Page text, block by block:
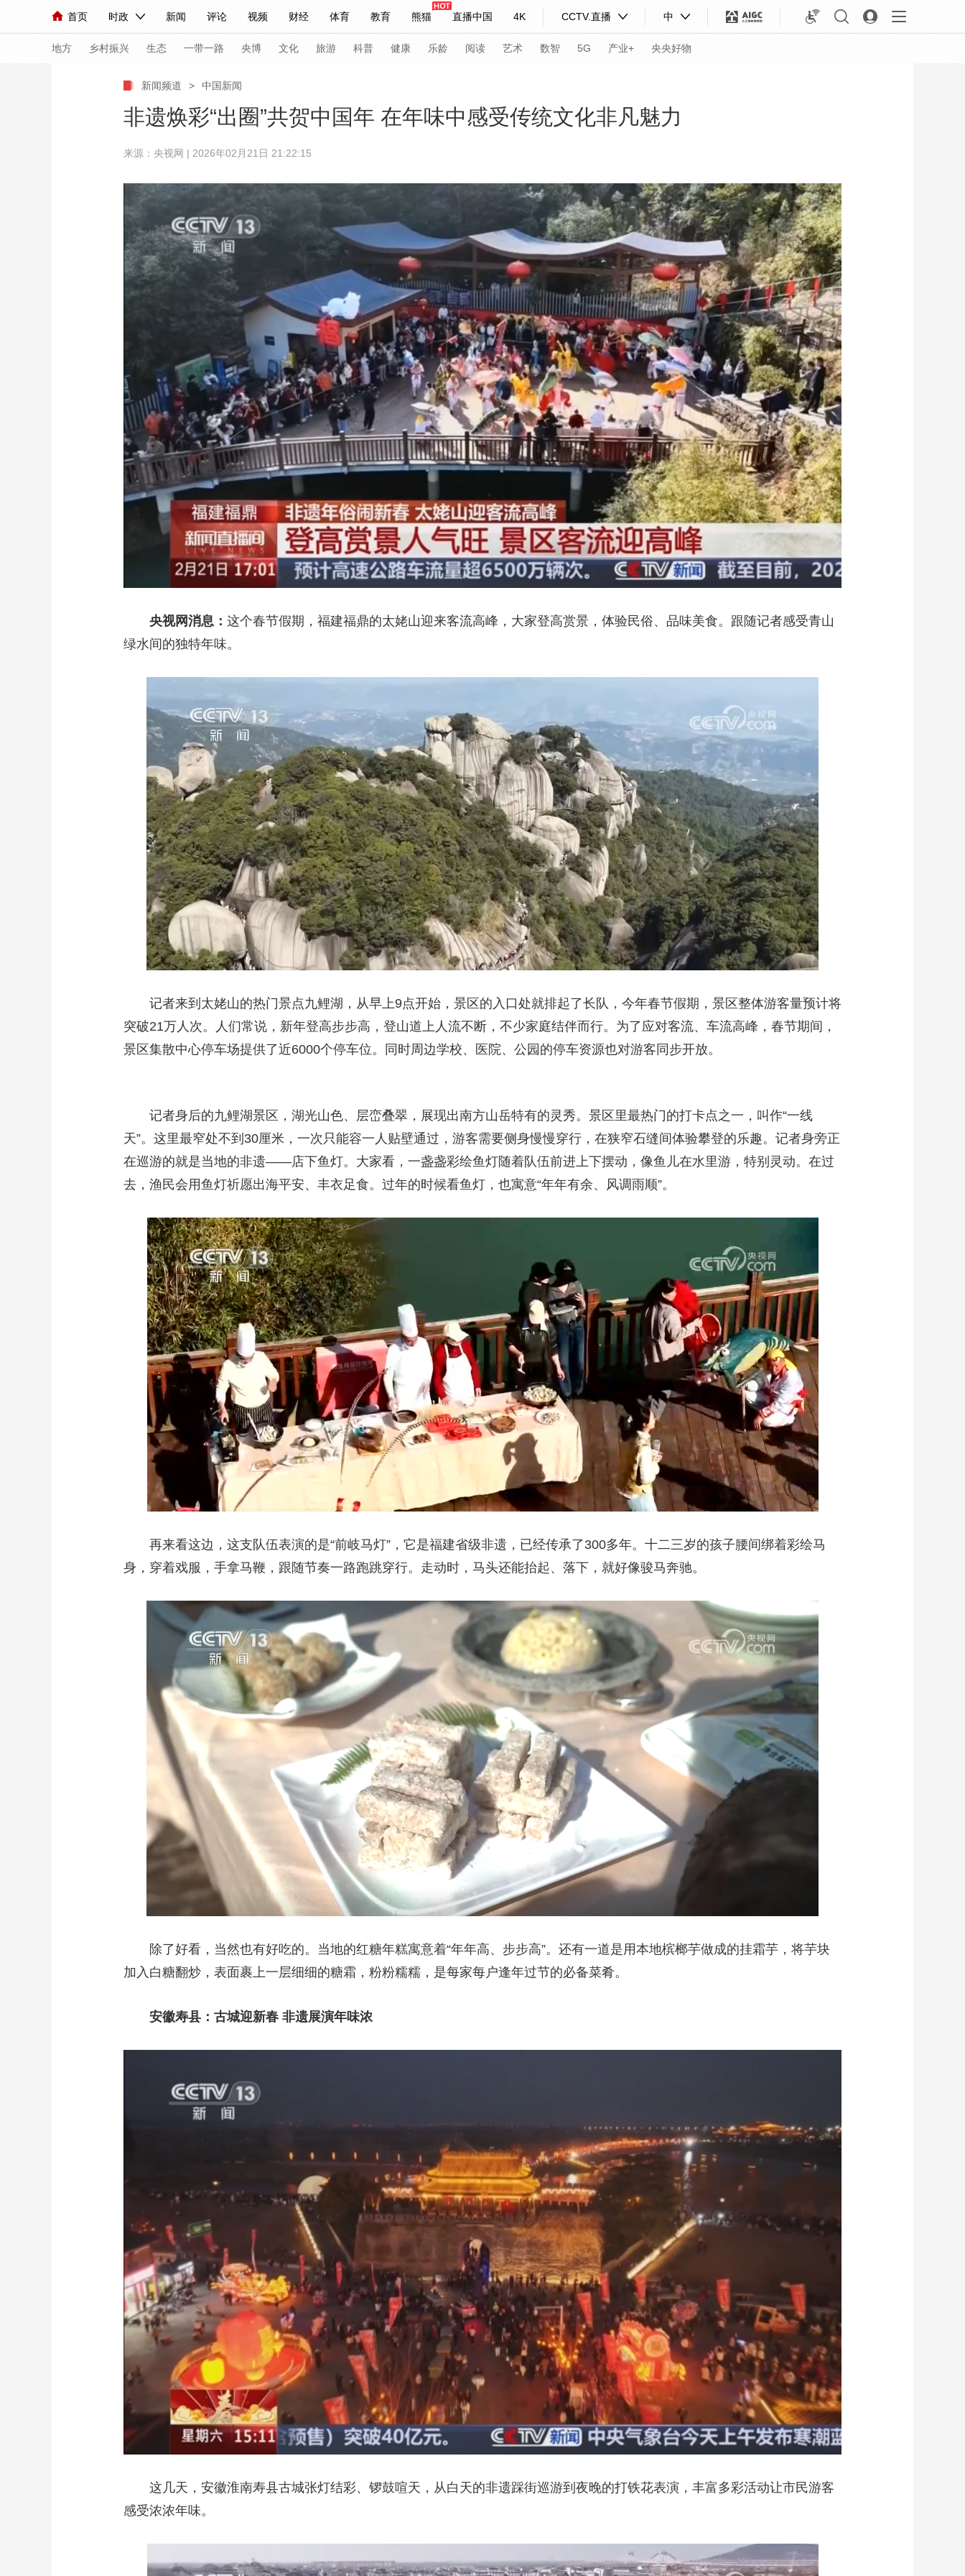
首页 时政 新闻 评论 视频 财经 体育 教育 熊猫 直播中国 4K CCTV.直播 中
人民领袖习近平 联播+ 中国领导人 央视快评 习式妙语 热解读 天天学习
直播 栏目大全 节目单 听音 微视频 主持人 下载央视影音
海外频道 iPanda English Монгол
地方 乡村振兴 生态 一带一路 央博 文化 旅游 科普 健康 乐龄 阅读 艺术 数智 5G 产业+ 央央好物
人民领袖习近平 联播+ 热解读 习式妙语 光华锐评 锋面
小央视频 小央直播 直播中国 熊猫频道 VR/AR
前线 比划 快看 新兵请入列 人生第一次 人生第二次
直播 竞猜 2026年世界杯 2026年冬奥会 CBA NBA 中超 国足 网球 综合体育 亚冬会
CCTV奥林匹克频道 生活体育大会 体育江湖 文化体育 冰雪道路 足球道路
生态环境 一带一路 央博 非遗 文化 旅游 科普 健康 乐龄 阅读 艺术 汽车 数智 5G 产业+
大国展会 大国保险 云顶对话 云起 超级工厂 智敬中国 全民健康 颜选攻略 海洋 时尚 天气 才艺 网展 央央好物
CCTV.节目官网 直播 节目单 栏目 片库 热播榜 总台企业白名单
新闻频道 > 中国新闻
非遗焕彩“出圈”共贺中国年 在年味中感受传统文化非凡魅力
来源：央视网 | 2026年02月21日 21:22:15
央视网消息： 这个春节假期，福建福鼎的太姥山迎来客流高峰，大家登高赏景，体验民俗、品味美食。跟随记者感受青山
绿水间的独特年味。
记者来到太姥山的热门景点九鲤湖，从早上9点开始，景区的入口处就排起了长队，今年春节假期，景区整体游客量预计将
突破21万人次。人们常说，新年登高步步高，登山道上人流不断，不少家庭结伴而行。为了应对客流、车流高峰，春节期间，
景区集散中心停车场提供了近6000个停车位。同时周边学校、医院、公园的停车资源也对游客同步开放。
记者身后的九鲤湖景区，湖光山色、层峦叠翠，展现出南方山岳特有的灵秀。景区里最热门的打卡点之一，叫作“一线
天”。这里最窄处不到30厘米，一次只能容一人贴壁通过，游客需要侧身慢慢穿行，在狭窄石缝间体验攀登的乐趣。记者身旁正
在巡游的就是当地的非遗——店下鱼灯。大家看，一盏盏彩绘鱼灯随着队伍前进上下摆动，像鱼儿在水里游，特别灵动。在过
去，渔民会用鱼灯祈愿出海平安、丰衣足食。过年的时候看鱼灯，也寓意“年年有余、风调雨顺”。
再来看这边，这支队伍表演的是“前岐马灯”，它是福建省级非遗，已经传承了300多年。十二三岁的孩子腰间绑着彩绘马
身，穿着戏服，手拿马鞭，跟随节奏一路跑跳穿行。走动时，马头还能抬起、落下，就好像骏马奔驰。
除了好看，当然也有好吃的。当地的红糖年糕寓意着“年年高、步步高”。还有一道是用本地槟榔芋做成的挂霜芋，将芋块
加入白糖翻炒，表面裹上一层细细的糖霜，粉粉糯糯，是每家每户逢年过节的必备菜肴。
安徽寿县：古城迎新春 非遗展演年味浓
这几天，安徽淮南寿县古城张灯结彩、锣鼓喧天，从白天的非遗踩街巡游到夜晚的打铁花表演，丰富多彩活动让市民游客
感受浓浓年味。